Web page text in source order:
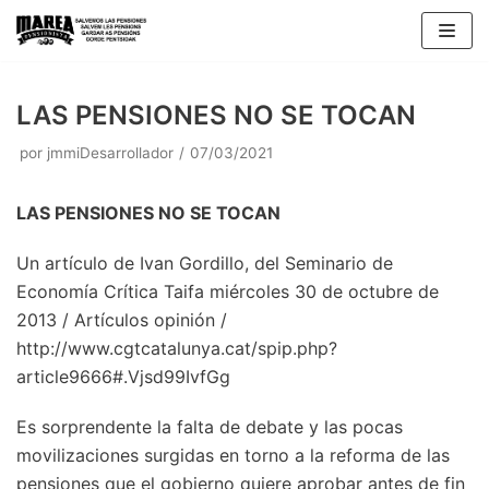
Saltar
LAS PENSIONES NO SE TOCAN
por jmmiDesarrollador 07/03/2021
LAS PENSIONES NO SE TOCAN
Un artículo de Ivan Gordillo, del Seminario de
Economía Crítica Taifa miércoles 30 de octubre de
2013 / Artículos opinión /
http://www.cgtcatalunya.cat/spip.php?
article9666#.Vjsd99IvfGg
Es sorprendente la falta de debate y las pocas
movilizaciones surgidas en torno a la reforma de las
pensiones que el gobierno quiere aprobar antes de fin